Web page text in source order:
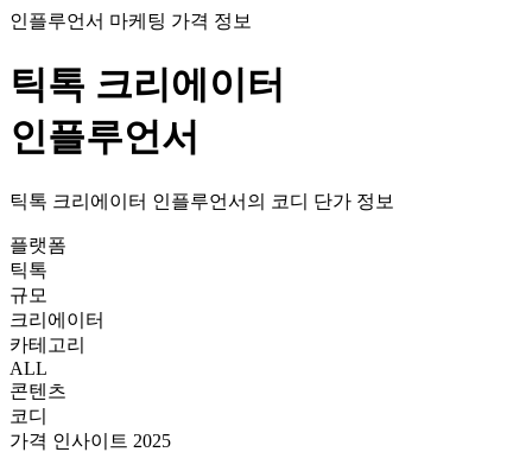
인플루언서 마케팅 가격 정보
틱톡 크리에이터
인플루언서
틱톡 크리에이터 인플루언서의 코디 단가 정보
플랫폼
틱톡
규모
크리에이터
카테고리
ALL
콘텐츠
코디
가격 인사이트 2025